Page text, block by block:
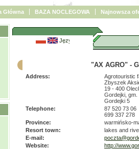
Główna BAZA NOCLEGOWA Najnowsza
"AX AGRO" -
Address:
Agrotouristic
Zbyszek
19 - 400
Gordejki, gm.
Gordejki 5
Telephone:
87 520 73 06
699 337 278
Province:
warmińsko-
Resort town:
lakes and
E-mail:
Website:
http://